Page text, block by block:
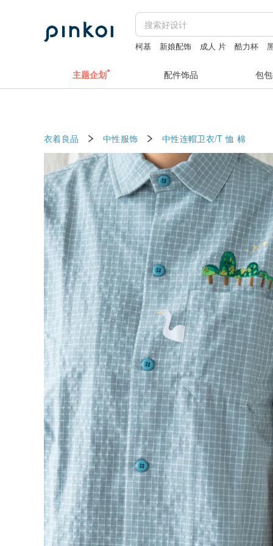
柯基 新娘配饰 成人 片 酷力杯
主题企划 配件饰品 包
衣着良品 中性服饰 中性连帽卫衣/T 恤 棉